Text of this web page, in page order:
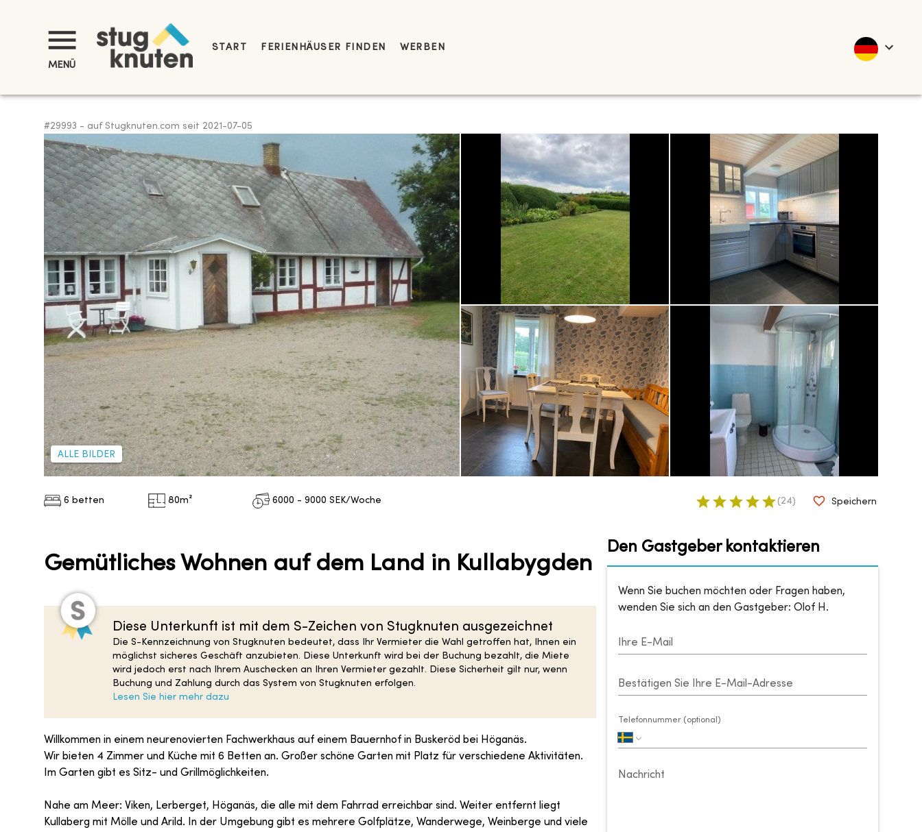
MENÜ
START FERIENHÄUSER FINDEN WERBEN
#29993 - auf Stugknuten.com seit 2021-07-05
ALLE BILDER
6 betten 80m² 6000 - 9000 SEK/Woche ( 24 ) Speichern
Gemütliches Wohnen auf dem Land in Kullabygden
Diese Unterkunft ist mit dem S-Zeichen von Stugknuten ausgezeichnet
Die S-Kennzeichnung von Stugknuten bedeutet, dass Ihr Vermieter die Wahl getroffen hat, Ihnen ein
möglichst sicheres Geschäft anzubieten. Diese Unterkunft wird bei der Buchung bezahlt, die Miete
wird jedoch erst nach Ihrem Auschecken an Ihren Vermieter gezahlt. Diese Sicherheit gilt nur, wenn
Buchung und Zahlung durch das System von Stugknuten erfolgen.
Lesen Sie hier mehr dazu
Willkommen in einem neurenovierten Fachwerkhaus auf einem Bauernhof in Buskeröd bei Höganäs.
Wir bieten 4 Zimmer und Küche mit 6 Betten an. Großer schöne Garten mit Platz für verschiedene Aktivitäten.
Im Garten gibt es Sitz- und Grillmöglichkeiten.
Nahe am Meer: Viken, Lerberget, Höganäs, die alle mit dem Fahrrad erreichbar sind. Weiter entfernt liegt
Kullaberg mit Mölle und Arild. In der Umgebung gibt es mehrere Golfplätze, Wanderwege, Weinberge und viele
Den Gastgeber kontaktieren
Wenn Sie buchen möchten oder Fragen haben,
wenden Sie sich an den Gastgeber: Olof H.
Ihre E-Mail
Bestätigen Sie Ihre E-Mail-Adresse
Telefonnummer (optional)
Nachricht